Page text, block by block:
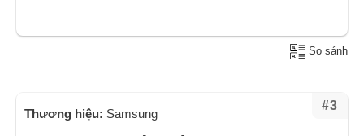
So sánh
#3
Thương hiệu: Samsung